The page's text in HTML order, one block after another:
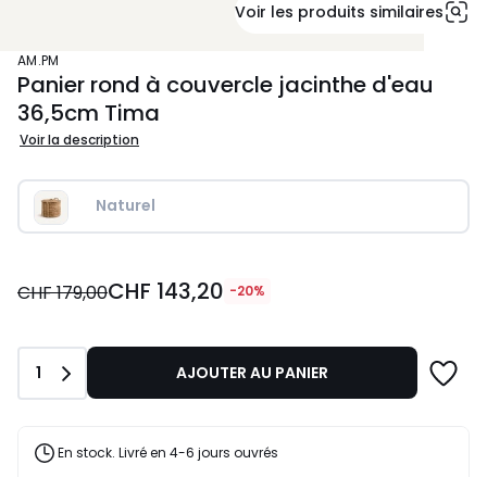
Voir les produits similaires
AM.PM
Panier rond à couvercle jacinthe d'eau
36,5cm Tima
Voir la description
Naturel
143,20
CHF
179,00
de
réduction
CHF 179,00CHF 143,20 -20%
Quantité
1 AJOUTER AU PANIER
En stock. Livré en 4-6 jours ouvrés